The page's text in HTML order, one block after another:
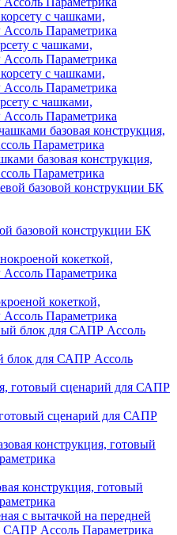
с чашками,
Параметрика
с чашками,
Параметрика
базовая конструкция,
Параметрика
базовой конструкции БК
кокеткой,
Параметрика
блок для САПР Ассоль
сценарий для САПР
конструкция, готовый